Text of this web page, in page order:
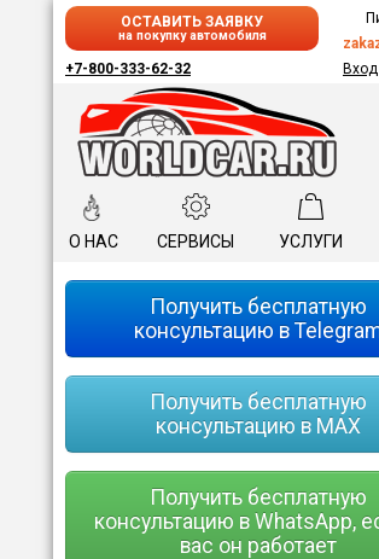
ОСТАВИТЬ ЗАЯВКУ
на покупку автомобиля
+7-800-333-62-32
Вход
О НАС СЕРВИСЫ УСЛУГИ
Получить бесплатную
консультацию в
Получить бесплатную
консультацию в MAX
Получить бесплатную
консультацию в WhatsApp,
вас он работает